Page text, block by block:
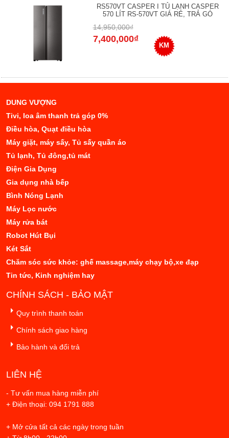
RS570VT CASPER I TỦ LẠNH CASPER
570 LÍT RS-570VT GIÁ RẺ, TRẢ GÓ
14,950,000₫
7,400,000₫
KM
DUNG VƯỢNG
Tivi, loa âm thanh trả góp 0%
Điều hòa, Quạt điều hòa
Máy giặt, máy sấy, Tủ sấy quần áo
Tủ lạnh, Tủ đông,tủ mát
Điện Gia Dụng
Gia dụng nhà bếp
Bình Nóng Lạnh
Máy Lọc nước
Máy rửa bát
Robot Hút Bụi
Két Sắt
Chăm sóc sức khỏe: ghế massage,máy chạy bộ,xe đạp
Tin tức, Kinh nghiệm hay
CHÍNH SÁCH - BẢO MẬT
Quy trình thanh toán
Chính sách giao hàng
Bảo hành và đổi trả
LIÊN HỆ
- Tư vấn mua hàng miễn phí
+ Điện thoại: 094 1791 888
+ Mở cửa tất cả các ngày trong tuần